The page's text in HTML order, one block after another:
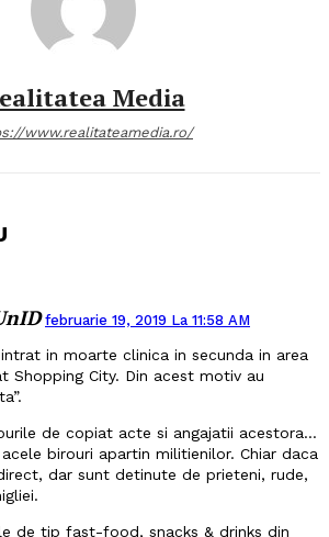
Media
www.realitateamedia.ro/
februarie 19, 2019 La 11:58 AM
in moarte clinica in secunda in area
Shopping City. Din acest motiv au
de copiat acte si angajatii acestora…
acele birouri apartin militienilor. Chiar daca
dar sunt detinute de prieteni, rude,
de tip fast-food, snacks & drinks din